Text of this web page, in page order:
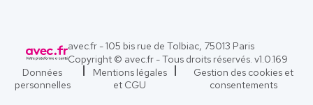
avec.fr - 105 bis rue de Tolbiac, 75013 Paris
Copyright © avec.fr - Tous droits réservés. v1.0.169
Données
personnelles
Mentions légales
et CGU
Gestion des cookies et
consentements